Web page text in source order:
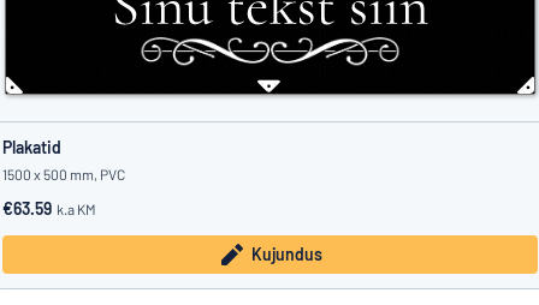
Plakatid
1500 x 500 mm, PVC
€63.59 k.a KM
Kujundus